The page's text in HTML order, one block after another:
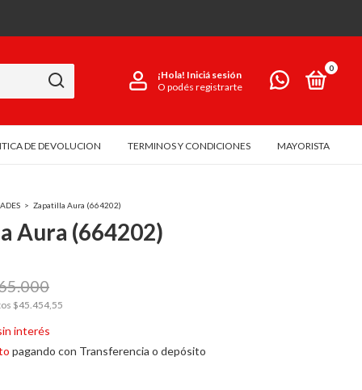
¡Hola! Iniciá sesión
O podés registrarte
0
DE DEVOLUCION TERMINOS Y CONDICIONES MAYORISTA
> Zapatilla Aura (664202)
Aura (664202)
$45.454,55
interés
pagando con Transferencia o depósito